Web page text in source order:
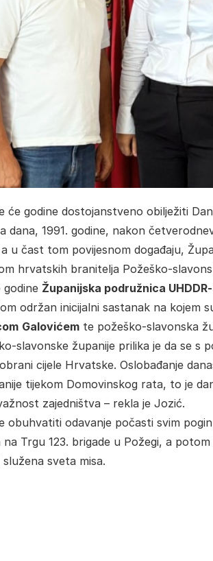
će godine dostojanstveno obilježiti
dana, 1991. godine, nakon
u čast tom povijesnom događaju,
hrvatskih branitelja Požeško-
godine Županijska podružnica
održan inicijalni sastanak na kojem
Galovićem te požeško-slavonska
slavonske županije prilika je da se s
cijele Hrvatske. Oslobađanje
tijekom Domovinskog rata, to je
zajedništva – rekla je Jozić.
obuhvatiti odavanje počasti svim
Trgu 123. brigade u Požegi, a
sveta misa.